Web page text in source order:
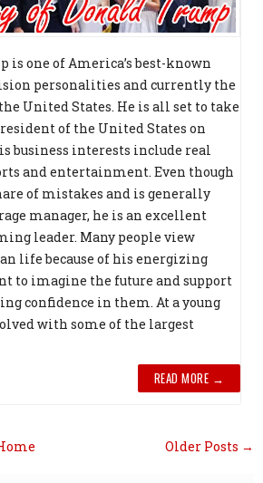
is one of America’s best-known
personalities and currently the
United States. He is all set to take
of the United States on
business interests include real
and entertainment. Even though
of mistakes and is generally
manager, he is an excellent
leader. Many people view
life because of his energizing
to imagine the future and support
confidence in them. At a young
with some of the largest
READ MORE →
Older Posts →